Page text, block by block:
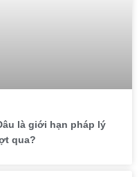
là giới hạn pháp lý
qua?